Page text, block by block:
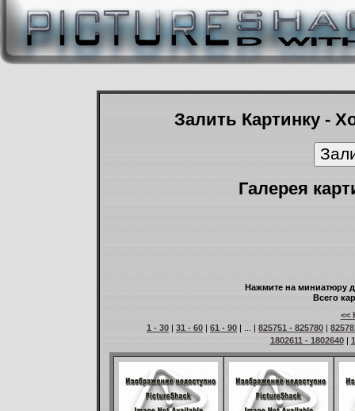
Залить Картинку -
Галерея
Нажмите на миниатюру
Всего
<<
1 - 30 | 31 - 60 | 61 - 90 | ... | 825751 - 825780 |
1802611 - 1802640|